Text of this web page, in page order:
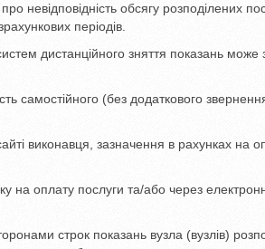
невідповідність обсягу розподілених
періодів.
дистанційного зняття показань може
самостійного (без додаткового
виконавця, зазначення в рахунках на
на оплату послуги та/або через
строк показань вузла (вузлів)